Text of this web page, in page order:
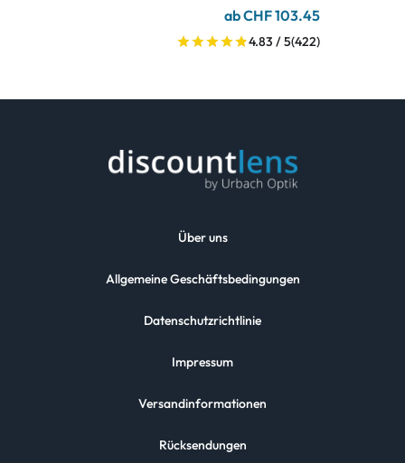
ab CHF 103.45
4.83 / 5(422)
Über uns
Allgemeine Geschäftsbedingungen
Datenschutzrichtlinie
Impressum
Versandinformationen
Rücksendungen